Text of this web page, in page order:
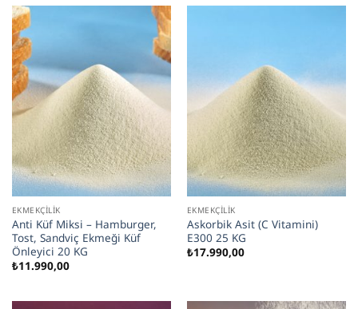
EKMEKÇILIK
Anti Küf Miksi – Hamburger,
Tost, Sandviç Ekmeği Küf
Önleyici 20 KG
₺11.990,00
EKMEKÇILIK
Askorbik Asit (C Vitamini)
E300 25 KG
₺17.990,00